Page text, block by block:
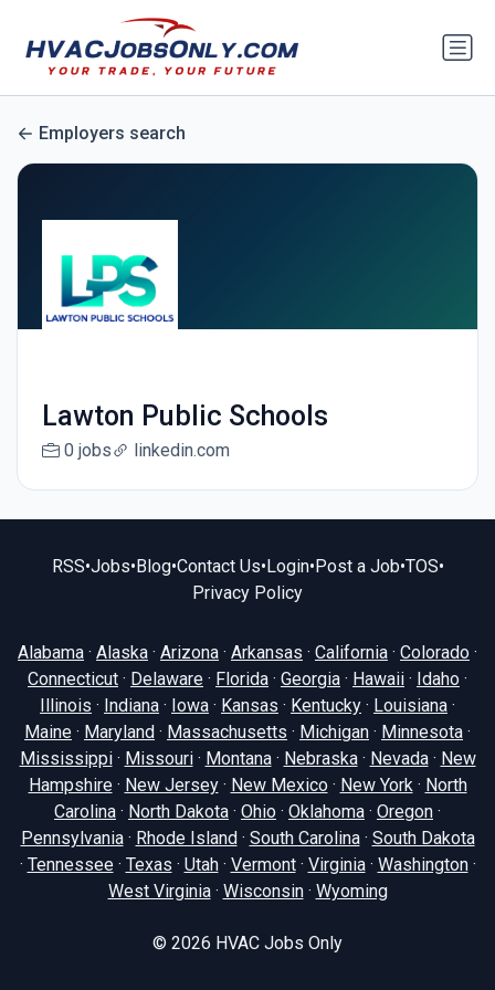
Employers search
Lawton Public Schools
0 jobs linkedin.com
RSS•Jobs•Blog•Contact Us•Login•Post a Job•TOS•
Privacy Policy
Alabama · Alaska · Arizona · Arkansas · California · Colorado ·
Connecticut · Delaware · Florida · Georgia · Hawaii · Idaho ·
Illinois · Indiana · Iowa · Kansas · Kentucky · Louisiana ·
Maine · Maryland · Massachusetts · Michigan · Minnesota ·
Mississippi· Missouri· Montana· Nebraska· Nevada· New
Hampshire· New Jersey· New Mexico· New York· North
Carolina · North Dakota · Ohio · Oklahoma · Oregon ·
Pennsylvania· Rhode Island · South Carolina· South Dakota
· Tennessee· Texas · Utah· Vermont· Virginia· Washington·
West Virginia· Wisconsin· Wyoming
© 2026 HVAC Jobs Only